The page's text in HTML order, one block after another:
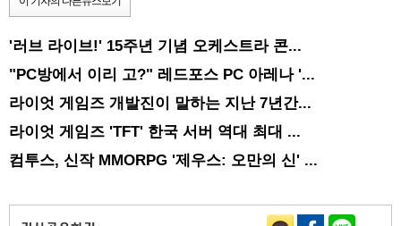
'러브 라이브!' 15주년 기념 오케스트라 콘...
"PC방에서 이리 고?" 레드포스 PC 아레나 '...
라이엇 게임즈 개발진이 말하는 지난 7년간...
라이엇 게임즈 'TFT' 한국 서버 역대 최대 ...
컴투스, 신작 MMORPG '제우스: 오만의 신' ...